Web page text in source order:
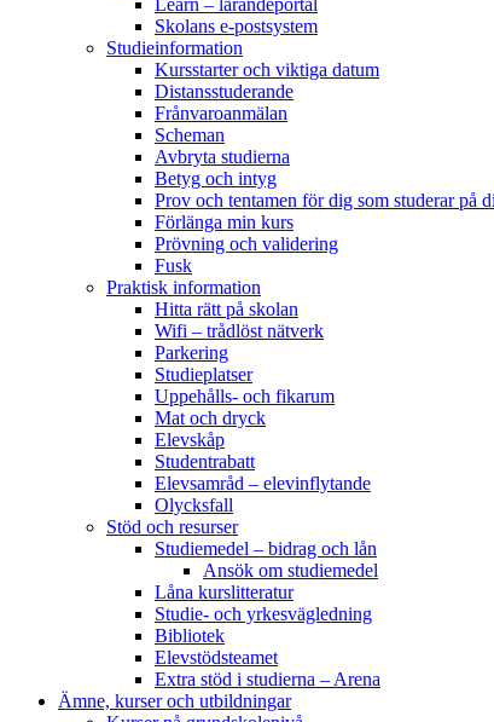
Learn – lärandeportal
Skolans e-postsystem
Studieinformation
Kursstarter och viktiga datum
Distansstuderande
Frånvaroanmälan
Scheman
Avbryta studierna
Betyg och intyg
Prov och tentamen för dig som studerar på
Förlänga min kurs
Prövning och validering
Fusk
Praktisk information
Hitta rätt på skolan
Wifi – trådlöst nätverk
Parkering
Studieplatser
Uppehålls- och fikarum
Mat och dryck
Elevskåp
Studentrabatt
Elevsamråd – elevinflytande
Olycksfall
Stöd och resurser
Studiemedel – bidrag och lån
Ansök om studiemedel
Låna kurslitteratur
Studie- och yrkesvägledning
Bibliotek
Elevstödsteamet
Extra stöd i studierna – Arena
Ämne, kurser och utbildningar